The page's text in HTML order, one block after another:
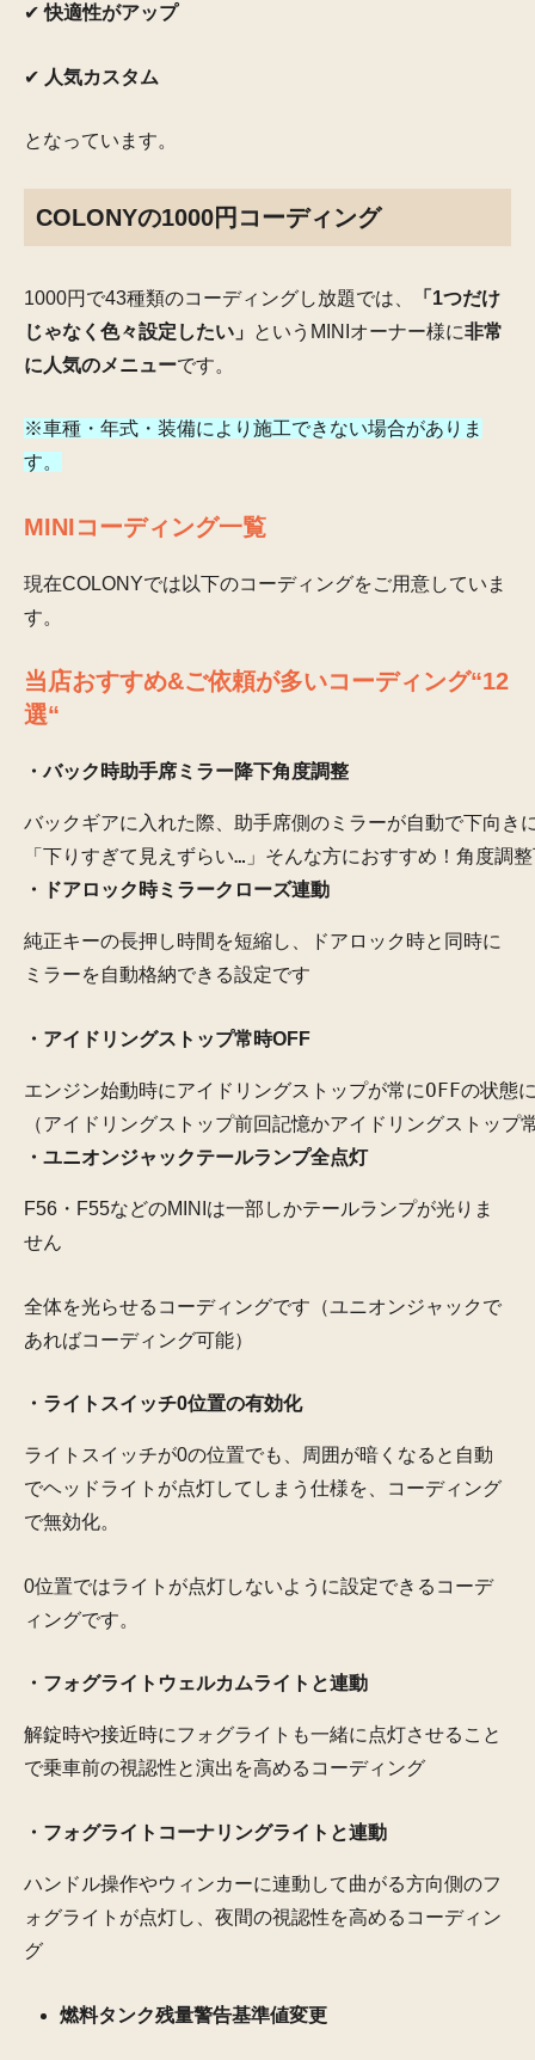
✔快適性がアップ
✔ 人気カスタム
となっています。
COLONYの1000円コーディング
1000円で43種類のコーディングし放題では、
「1つだけ
じゃなく色々設定したい」 というMINIオーナー様に非常
に人気のメニューです。
※車種・年式・装備により施工できない場合がありま
す。
MINIコーディング一覧
現在COLONYでは 以下のコーディングをご用意していま
す。
当店おすすめ&ご依頼が多いコーディング“12
選“
・バック時助手席ミラー降下角度調整
バックギアに入れた際、助手席側のミラーが自動で下向き
「下りすぎて見えずらい…」そんな方におすすめ！角度調
・ドアロック時ミラークローズ連動
純正キーの長押し時間を短縮し、ドアロック時と同時に
ミラーを自動格納できる設定です
・アイドリングストップ常時OFF
エンジン始動時にアイドリングストップが常にOFFの状態
（アイドリングストップ前回記憶かアイドリングストッ
・ユニオンジャックテールランプ全点灯
F56・F55などのMINIは一部しかテールランプが光りま
せん
全体を光らせるコーディングです（ユニオンジャックで
あればコーディング可能）
・ライトスイッチ0位置の有効化
ライトスイッチが0の位置でも、周囲が暗くなると自動
でヘッドライトが点灯してしまう仕様を、コーディング
で無効化。
0位置ではライトが点灯しないように設定できるコーデ
ィングです。
・フォグライトウェルカムライトと連動
解錠時や接近時にフォグライトも一緒に点灯させること
で乗車前の視認性と演出を高めるコーディング
・フォグライトコーナリングライトと連動
ハンドル操作やウィンカーに連動して曲がる方向側のフ
ォグライトが点灯し、夜間の視認性を高めるコーディン
グ
燃料タンク残量警告基準値変更